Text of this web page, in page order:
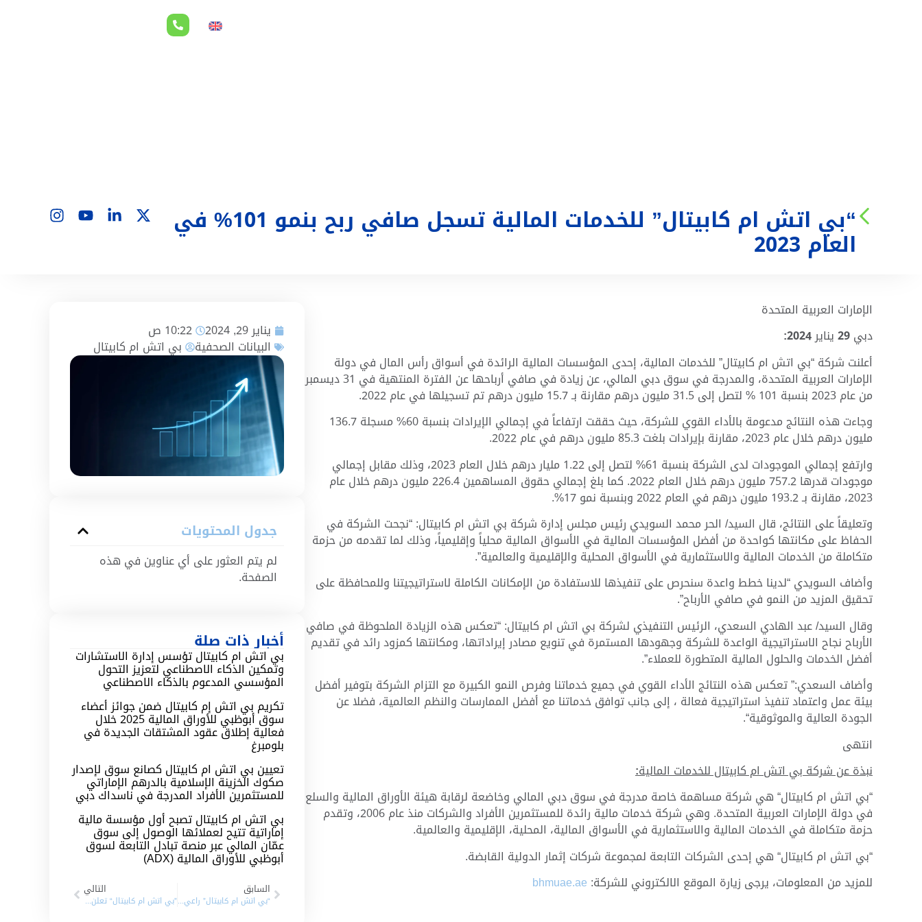
“بي اتش ام كابيتال” للخدمات المالية تسجل صافي ربح بنمو 101% في
العام 2023
يناير 29, 2024 10:22 ص
البيانات الصحفية بي اتش ام كابيتال
جدول المحتويات
لم يتم العثور على أي عناوين في هذه
الصفحة.
أخبار ذات صلة
بي اتش ام كابيتال تؤسس إدارة الاستشارات
وتمكين الذكاء الاصطناعي لتعزيز التحول
المؤسسي المدعوم بالذكاء الاصطناعي
تكريم بي اتش إم كابيتال ضمن جوائز أعضاء
سوق أبوظبي للأوراق المالية 2025 خلال
فعالية إطلاق عقود المشتقات الجديدة في
بلومبرغ
تعيين بي اتش ام كابيتال كصانع سوق لإصدار
صكوك الخزينة الإسلامية بالدرهم الإماراتي
للمستثمرين الأفراد المدرجة في ناسداك دبي
بي اتش ام كابيتال تصبح أول مؤسسة مالية
إماراتية تتيح لعملائها الوصول إلى سوق
عمّان المالي عبر منصة تبادل التابعة لسوق
أبوظبي للأوراق المالية (ADX)
السابق
“بي اتش ام كابيتال” راعي بلاتيني للمؤتمر الدولي لكلية إدارة الأعمال
التالي
”بي اتش ام كابيتال“ تعلن أنها في المراحل النهائية لتعيينها كمدير استثمار لشركة إثمار الدولية القابضة والشركات التابعة لها
الإمارات العربية المتحدة
دبي
يناير2024:
أعلنت شركة “بي اتش ام كابيتال” للخدمات المالية، إحدى المؤسسات المالية الرائدة في أسواق رأس المال في دولة
الإمارات العربية المتحدة، والمدرجة في سوق دبي المالي، عن زيادة في صافي أرباحها عن الفترة المنتهية في 31 ديسمبر
من عام 2023 بنسبة 101 % لتصل إلى 31.5 مليون درهم مقارنة بـ 15.7 مليون درهم تم تسجيلها في عام 2022.
وجاءت هذه النتائج مدعومة بالأداء القوي للشركة، حيث حققت ارتفاعاً في إجمالي الإيرادات بنسبة 60% مسجلة 136.7
مليون درهم خلال عام 2023، مقارنة بإيرادات بلغت 85.3 مليون درهم في عام 2022.
وارتفع إجمالي الموجودات لدى الشركة بنسبة 61% لتصل إلى 1.22 مليار درهم خلال العام 2023، وذلك مقابل إجمالي
موجودات قدرها 757.2 مليون درهم خلال العام 2022. كما بلغ إجمالي حقوق المساهمين 226.4 مليون درهم خلال عام
2023، مقارنة بـ 193.2 مليون درهم في العام 2022 وبنسبة نمو 17%.
وتعليقاً على النتائج، قال السيد/ الحر محمد السويدي رئيس مجلس إدارة شركة بي اتش ام كابيتال: “نجحت الشركة في
الحفاظ على مكانتها كواحدة من أفضل المؤسسات المالية في الأسواق المالية محلياً وإقليمياً، وذلك لما تقدمه من حزمة
متكاملة من الخدمات المالية والاستثمارية في الأسواق المحلية والإقليمية والعالمية”.
وأضاف السويدي “لدينا خطط واعدة سنحرص على تنفيذها للاستفادة من الإمكانات الكاملة لاستراتيجيتنا وللمحافظة على
تحقيق المزيد من النمو في صافي الأرباح”.
وقال السيد/ عبد الهادي السعدي، الرئيس التنفيذي لشركة بي اتش ام كابيتال: “تعكس هذه الزيادة الملحوظة في صافي
الأرباح نجاح الاستراتيجية الواعدة للشركة وجهودها المستمرة في تنويع مصادر إيراداتها، ومكانتها كمزود رائد في تقديم
أفضل الخدمات والحلول المالية المتطورة للعملاء”.
وأضاف السعدي:” تعكس هذه النتائج الأداء القوي في جميع خدماتنا وفرص النمو الكبيرة مع التزام الشركة بتوفير أفضل
بيئة عمل واعتماد تنفيذ استراتيجية فعالة ، إلى جانب توافق خدماتنا مع أفضل الممارسات والنظم العالمية، فضلا عن
الجودة العالية والموثوقية“.
انتهى
نبذة عن شركة بي اتش ام كابيتال للخدمات المالية:
“بي اتش ام كابيتال“ هي شركة مساهمة خاصة مدرجة في سوق دبي المالي وخاضعة لرقابة هيئة الأوراق المالية والسلع
في دولة الإمارات العربية المتحدة. وهي شركة خدمات مالية رائدة للمستثمرين الأفراد والشركات منذ عام 2006، وتقدم
حزمة متكاملة في الخدمات المالية والاستثمارية في الأسواق المالية، المحلية، الإقليمية والعالمية.
“بي اتش ام كابيتال“ هي إحدى الشركات التابعة لمجموعة شركات إثمار الدولية القابضة.
للمزيد من المعلومات، يرجى زيارة الموقع الالكتروني للشركة: bhmuae.ae